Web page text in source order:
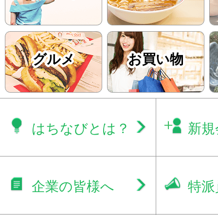
グルメ お買い物
はちなびとは？ 新
企業の皆様へ 特